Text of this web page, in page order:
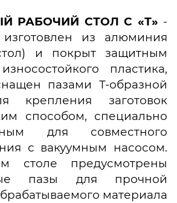
РАБОЧИЙ СТОЛ С «Т» -
из алюминия
и покрыт защитным
пластика,
пазами Т-образной
крепления заготовок
способом, специально
для совместного
с вакуумным насосом.
столе предусмотрены
пазы для прочной
материала